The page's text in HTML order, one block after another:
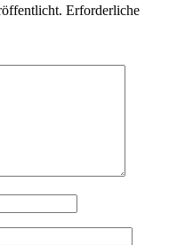
Erforderliche